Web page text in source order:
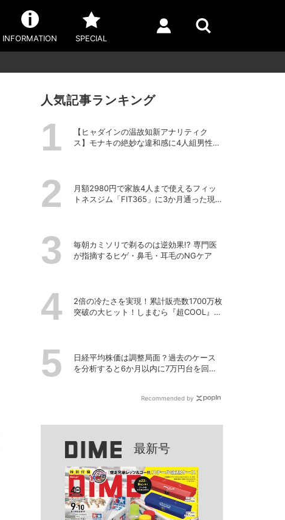
INFORMATION SPECIAL
人気記事ランキング
【ヒャダインの温故知新アナリティク
ス】モナキの絶妙な違和感に4人組男性グ
月額2980円で家族4人まで使えるフィッ
トネスジム「FIT365」に3か月通った現在
毎朝カミソリで剃るのは逆効果!? 専門医
が指摘するヒゲ・鼻毛・耳毛のNGケア
2倍の冷たさを実現！累計販売数1700万枚
突破の大ヒット！しまむら『超COOL』シ
日経平均株価は調整局面？過去のケース
を分析すると6か月以内に7万円台を回復
Recommended by
最新号